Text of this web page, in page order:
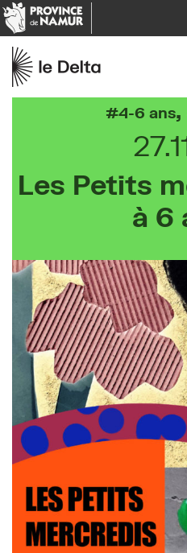
4-6 ans,
Les Petits
à 6